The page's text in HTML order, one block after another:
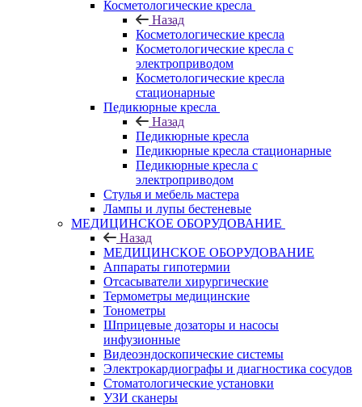
Косметологические кресла
Назад
Косметологические кресла
Косметологические кресла с
электроприводом
Косметологические кресла
стационарные
Педикюрные кресла
Назад
Педикюрные кресла
Педикюрные кресла стационарные
Педикюрные кресла с
электроприводом
Стулья и мебель мастера
Лампы и лупы бестеневые
МЕДИЦИНСКОЕ ОБОРУДОВАНИЕ
Назад
МЕДИЦИНСКОЕ ОБОРУДОВАНИЕ
Аппараты гипотермии
Отсасыватели хирургические
Термометры медицинские
Тонометры
Шприцевые дозаторы и насосы
инфузионные
Видеоэндоскопические системы
Электрокардиографы и диагностика сосудов
Стоматологические установки
УЗИ сканеры